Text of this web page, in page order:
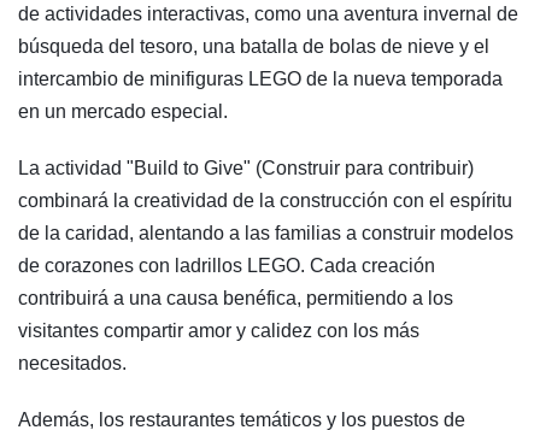
de actividades interactivas, como una aventura invernal de
búsqueda del tesoro, una batalla de bolas de nieve y el
intercambio de minifiguras LEGO de la nueva temporada
en un mercado especial.
La actividad "Build to Give" (Construir para contribuir)
combinará la creatividad de la construcción con el espíritu
de la caridad, alentando a las familias a construir modelos
de corazones con ladrillos LEGO. Cada creación
contribuirá a una causa benéfica, permitiendo a los
visitantes compartir amor y calidez con los más
necesitados.
Además, los restaurantes temáticos y los puestos de